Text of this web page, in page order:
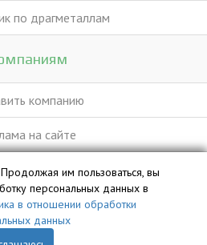
по драгметаллам
компанию
на сайте
является интеллектуальной
и охраняется законом.
Продолжая им пользоваться, вы
персональных данных в
в отношении обработки
данных